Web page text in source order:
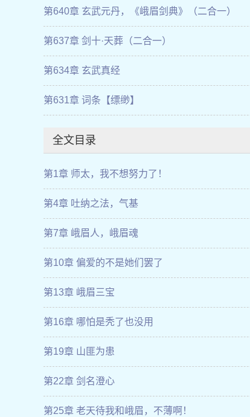
第640章 玄武元丹，《峨眉剑典》（二合一）
第637章 剑十·天葬（二合一）
第634章 玄武真经
第631章 词条【缥缈】
全文目录
第1章 师太，我不想努力了！
第4章 吐纳之法，气基
第7章 峨眉人，峨眉魂
第10章 偏爱的不是她们罢了
第13章 峨眉三宝
第16章 哪怕是秃了也没用
第19章 山匪为患
第22章 剑名澄心
第25章 老天待我和峨眉，不薄啊！